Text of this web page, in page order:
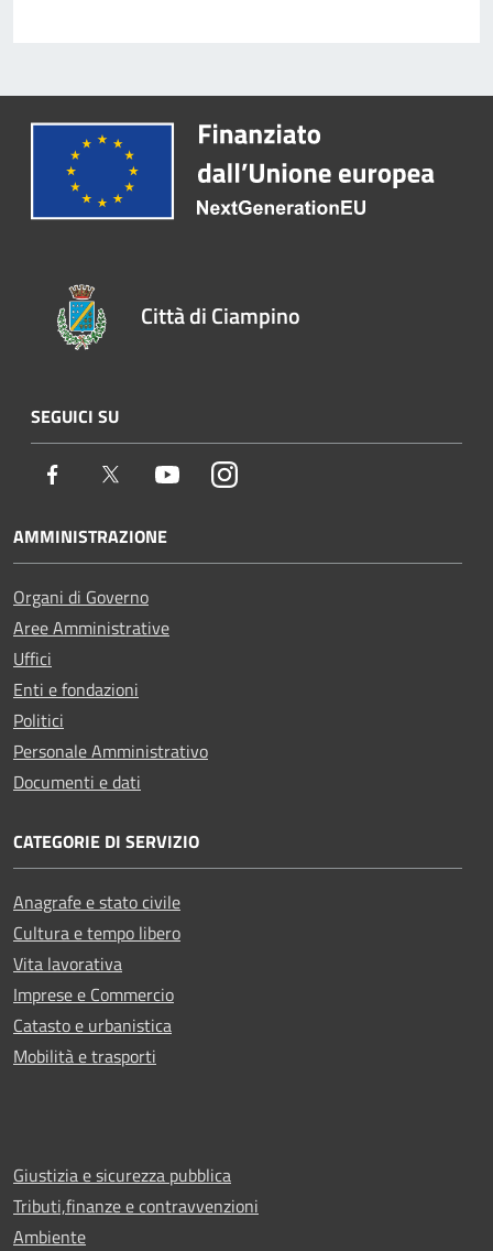
Città di Ciampino
SEGUICI SU
Facebook Twitter YoutubeInstagram
AMMINISTRAZIONE
Organi di Governo
Aree Amministrative
Uffici
Enti e fondazioni
Politici
Personale Amministrativo
Documenti e dati
CATEGORIE DI SERVIZIO
Anagrafe e stato civile
Cultura e tempo libero
Vita lavorativa
Imprese e Commercio
Catasto e urbanistica
Mobilità e trasporti
Giustizia e sicurezza pubblica
Tributi,finanze e contravvenzioni
Ambiente